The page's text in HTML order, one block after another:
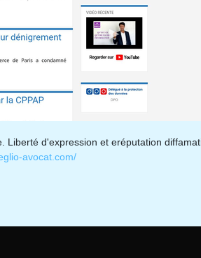
Liberté d'expression et eréputation
avocat.com/